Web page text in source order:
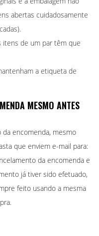
abertas cuidadosamente
itens de um par têm que
a etiqueta de
MESMO ANTES
encomenda, mesmo
que enviem e-mail para:
da encomenda e
já tiver sido efetuado,
feito usando a mesma